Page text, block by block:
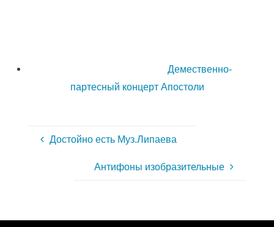
Демественно-
партесный концерт Апостоли
Достойно есть Муз.Липаева
Антифоны изобразительные